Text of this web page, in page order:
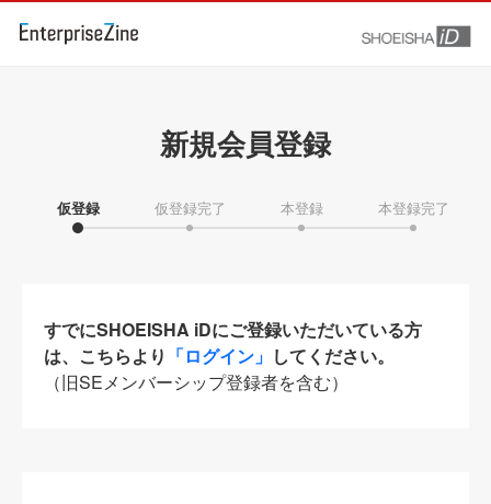
新規会員登録
仮登録 仮登録完了 本登録 本登録完了
すでにSHOEISHA iDにご登録いただいている方
は、こちらより 「ログイン」 してください。
（旧SEメンバーシップ登録者を含む）